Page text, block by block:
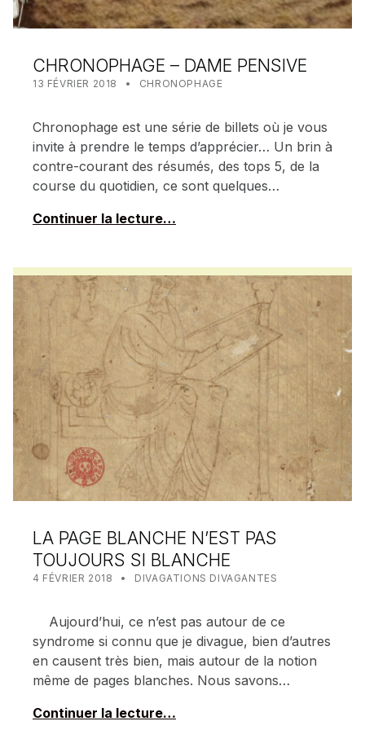
CHRONOPHAGE – DAME PENSIVE
POSTED ON:
13 FÉVRIER 2018 WRITTEN BY:
MEALIN
CATEGORIZED IN:
CHRONOPHAGE
Chronophage est une série de billets où je vous
invite à prendre le temps d’apprécier… Un brin à
contre-courant des résumés, des tops 5, de la
course du quotidien, ce sont quelques…
Continuer la lecture…
LA PAGE BLANCHE N’EST PAS
TOUJOURS SI BLANCHE
POSTED ON:
4 FÉVRIER 2018 WRITTEN BY:
MEALIN
CATEGORIZED IN:
DIVAGATIONS DIVAGANTES
Aujourd’hui, ce n’est pas autour de ce
syndrome si connu que je divague, bien d’autres
en causent très bien, mais autour de la notion
même de pages blanches. Nous savons…
Continuer la lecture…